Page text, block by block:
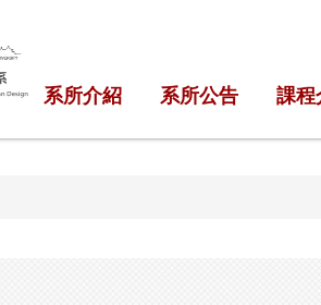
系所介紹 系所公告 課程